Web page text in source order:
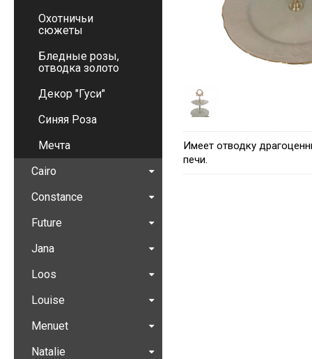
Имеет отводку
печи.
Охотничьи
сюжеты
Бледные розы,
отводка золото
Декор "Гуси"
Синяя Роза
Мечта
Cairo
Constance
Future
Jana
Loos
Louise
Menuet
Natalie